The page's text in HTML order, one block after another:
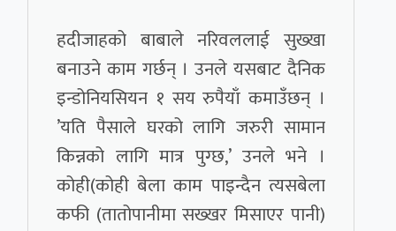
हदीजाहको बाबाले नरिवललाई सुख्खा
बनाउने काम गर्छन् । उनले यसबाट दैनिक
इन्डोनियसियन १ सय रुपैयाँ कमाउँछन् ।
’यति पैसाले घरको लागि जरुरी सामान
किन्नको लागि मात्र पुग्छ,’ उनले भने ।
कोही(कोही बेला काम पाइन्दैन त्यसबेला
कफी (तातोपानीमा सख्खर मिसाएर पानी)